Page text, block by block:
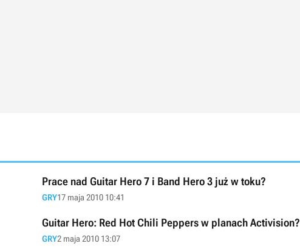
Prace nad Guitar Hero 7 i Band Hero 3 już w toku?
GRY17 maja 2010 10:41
Guitar Hero: Red Hot Chili Peppers w planach Activision?
GRY2 maja 2010 13:07